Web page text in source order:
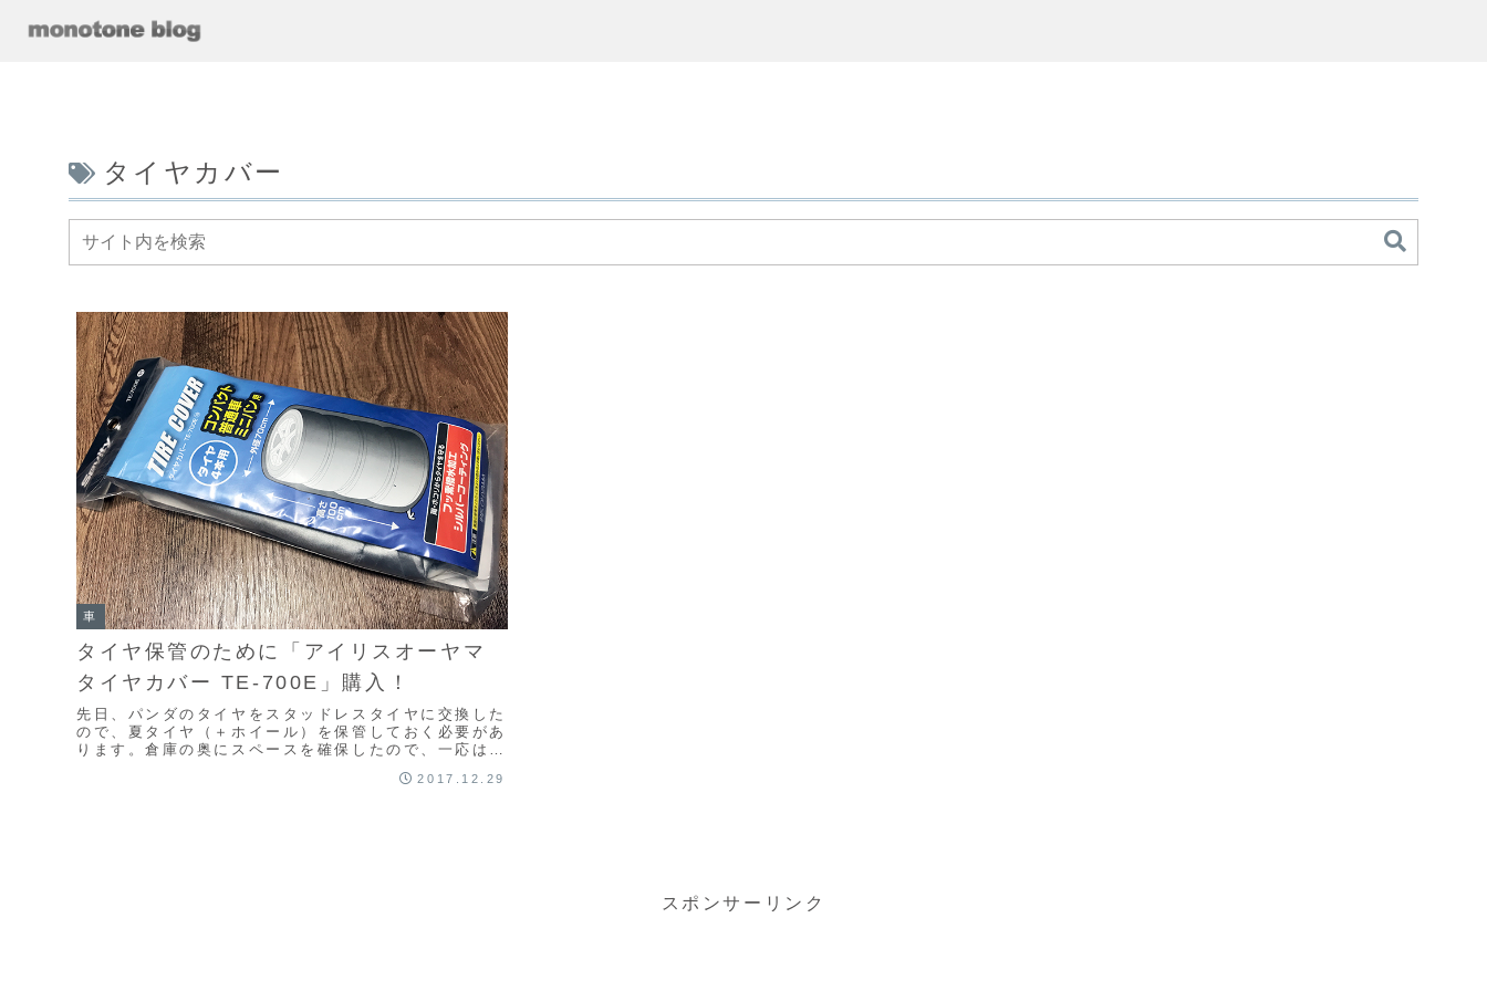
タイヤカバー
車
タイヤ保管のために「アイリスオーヤマ
タイヤカバー TE-700E」購入！
先日、パンダのタイヤをスタッドレスタイヤに交換した
ので、夏タイヤ（＋ホイール）を保管しておく必要があ
ります。倉庫の奥にスペースを確保したので、一応は屋
2017.12.29
スポンサーリンク